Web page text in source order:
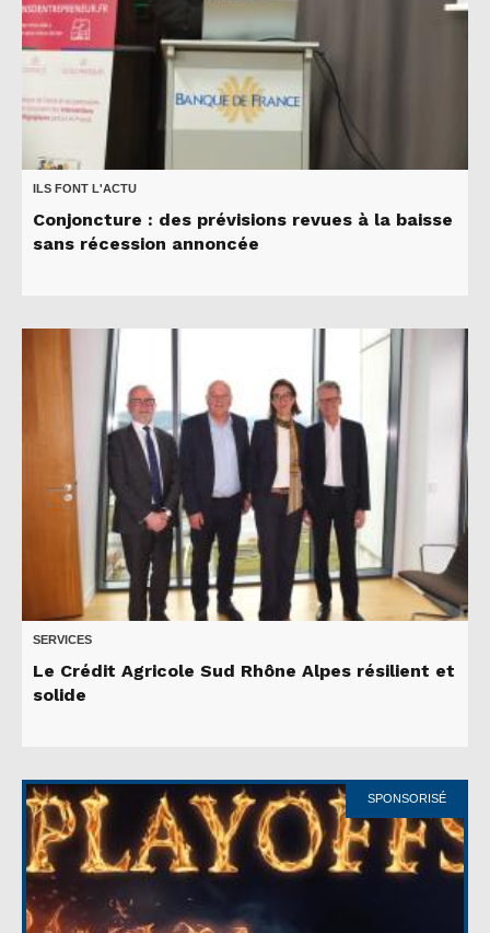
ILS FONT L'ACTU
Conjoncture : des prévisions revues à la baisse
sans récession annoncée
SERVICES
Le Crédit Agricole Sud Rhône Alpes résilient et
solide
SPONSORISÉ